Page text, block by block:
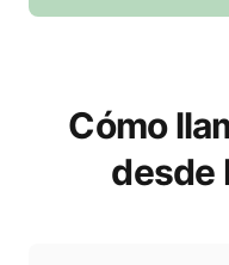
Cómo
desde